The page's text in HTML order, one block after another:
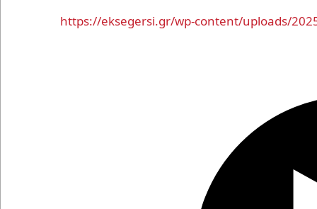
https://eksegersi.gr/wp-content/uploads/